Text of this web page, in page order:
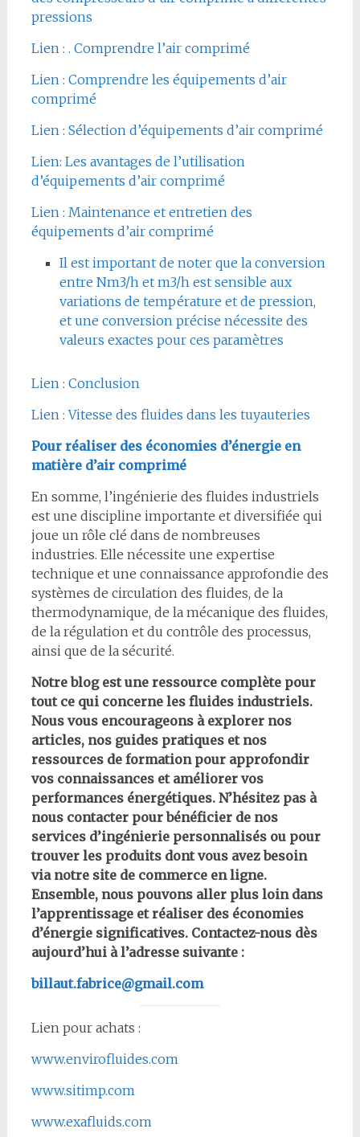
pressions
Lien : . Comprendre l’air comprimé
Lien : Comprendre les équipements d’air
comprimé
Lien : Sélection d’équipements d’air comprimé
Lien: Les avantages de l’utilisation
d’équipements d’air comprimé
Lien : Maintenance et entretien des
équipements d’air comprimé
Il est important de noter que la conversion
entre Nm3/h et m3/h est sensible aux
variations de température et de pression,
et une conversion précise nécessite des
valeurs exactes pour ces paramètres
Lien : Conclusion
Lien : Vitesse des fluides dans les tuyauteries
Pour réaliser des économies d’énergie en
matière d’air comprimé
En somme, l’ingénierie des fluides industriels
est une discipline importante et diversifiée qui
joue un rôle clé dans de nombreuses
industries. Elle nécessite une expertise
technique et une connaissance approfondie des
systèmes de circulation des fluides, de la
thermodynamique, de la mécanique des fluides,
de la régulation et du contrôle des processus,
ainsi que de la sécurité.
Notre blog est une ressource complète pour
tout ce qui concerne les fluides industriels.
Nous vous encourageons à explorer nos
articles, nos guides pratiques et nos
ressources de formation pour approfondir
vos connaissances et améliorer vos
performances énergétiques. N’hésitez pas à
nous contacter pour bénéficier de nos
services d’ingénierie personnalisés ou pour
trouver les produits dont vous avez besoin
via notre site de commerce en ligne.
Ensemble, nous pouvons aller plus loin dans
l’apprentissage et réaliser des économies
d’énergie significatives. Contactez-nous dès
aujourd’hui à l’adresse suivante :
billaut.fabrice@gmail.com
Lien pour achats :
www.envirofluides.com
www.sitimp.com
www.exafluids.com